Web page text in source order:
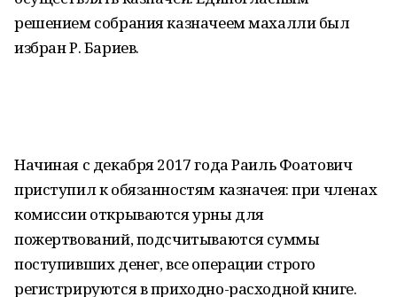
решением собрания казначеем махалли был
избран Р. Бариев.
Начиная с декабря 2017 года Раиль Фоатович
приступил к обязанностям казначея: при членах
комиссии открываются урны для
пожертвований, подсчитываются суммы
поступивших денег, все операции строго
регистрируются в приходно-расходной книге.